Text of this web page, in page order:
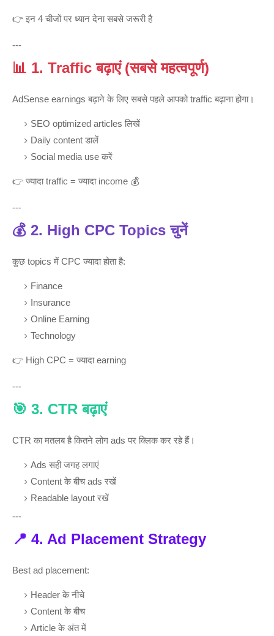
👉 इन 4 चीजों पर ध्यान देना सबसे जरूरी है
---
📊 1. Traffic बढ़ाएं (सबसे महत्वपूर्ण)
AdSense earnings बढ़ाने के लिए सबसे पहले आपको traffic बढ़ाना होगा।
SEO optimized articles लिखें
Daily content डालें
Social media use करें
👉 ज्यादा traffic = ज्यादा income 💰
---
💰 2. High CPC Topics चुनें
कुछ topics में CPC ज्यादा होता है:
Finance
Insurance
Online Earning
Technology
👉 High CPC = ज्यादा earning
---
🎯 3. CTR बढ़ाएं
CTR का मतलब है कितने लोग ads पर क्लिक कर रहे हैं।
Ads सही जगह लगाएं
Content के बीच ads रखें
Readable layout रखें
---
📍 4. Ad Placement Strategy
Best ad placement:
Header के नीचे
Content के बीच
Article के अंत में